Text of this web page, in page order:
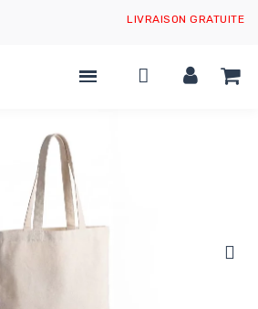
LIVRAISON GRATUITE